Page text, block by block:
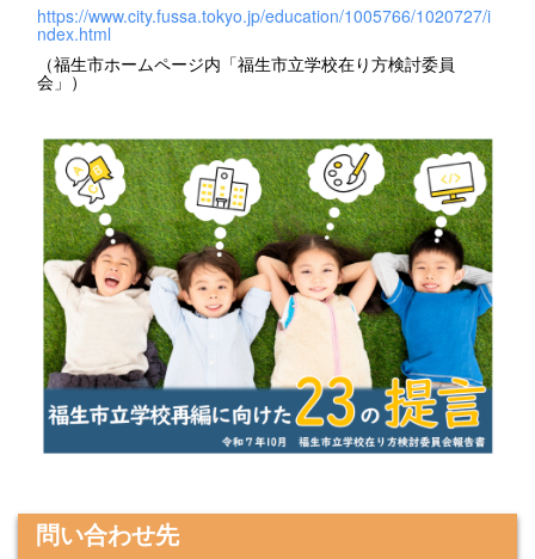
https://www.city.fussa.tokyo.jp/education/1005766/1020727/i
ndex.html
（福生市ホームページ内「福生市立学校在り方検討委員
会」）
問い合わせ先